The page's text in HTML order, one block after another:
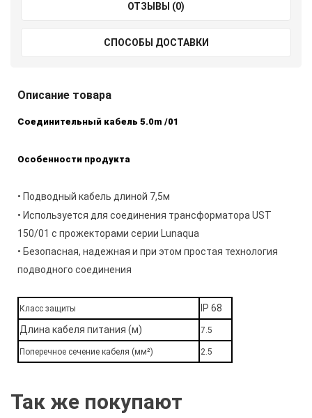
ОТЗЫВЫ (0)
СПОСОБЫ ДОСТАВКИ
Описание товара
Соединительный кабель 5.0m /01
Особенности продукта
• Подводный кабель длиной 7,5м
• Используется для соединения трансформатора UST
150/01 с прожекторами серии Lunaqua
• Безопасная, надежная и при этом простая технология
подводного соединения
Класс защиты
IP 68
Длина кабеля питания (м)
7.5
Поперечное сечение кабеля (мм²) 2.5
Так же покупают